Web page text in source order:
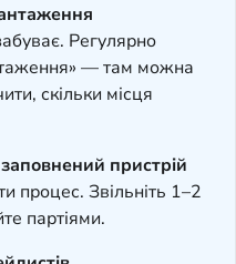
Регулярно
— там можна
скільки місця
пристрій
процес. Звільніть 1–2
партіями.